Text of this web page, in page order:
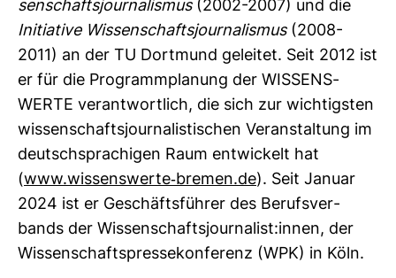
sen­schafts­jour­na­lismus(2002-2007) und die
Initia­tive Wis­sen­schafts­jour­na­lismus(2008-
2011) an der TU Dort­mund geleitet. Seit 2012 ist
er für die Pro­gramm­pla­nung der WIS­SENS­
WERTE ver­ant­wort­lich, die sich zur wich­tigsten
wis­sen­schafts­jour­na­lis­ti­schen Ver­an­stal­tung im
deutsch­spra­chigen Raum ent­wi­ckelt hat
(www.wis­sens­werte-​bremen.de). Seit Januar
2024 ist er Geschäfts­führer des Berufs­ver­
bands der Wis­sen­schafts­jour­na­list:innen, der
Wis­sen­schafts­pres­se­kon­fe­renz (WPK) in Köln.